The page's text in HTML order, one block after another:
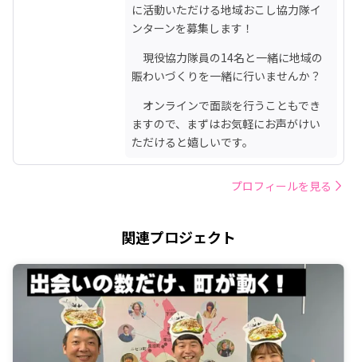
に活動いただける地域おこし協力隊イ
ンターンを募集します！
現役協力隊員の14名と一緒に地域の
賑わいづくりを一緒に行いませんか？
オンラインで面談を行うこともでき
ますので、まずはお気軽にお声がけい
ただけると嬉しいです。
プロフィールを見る
関連プロジェクト